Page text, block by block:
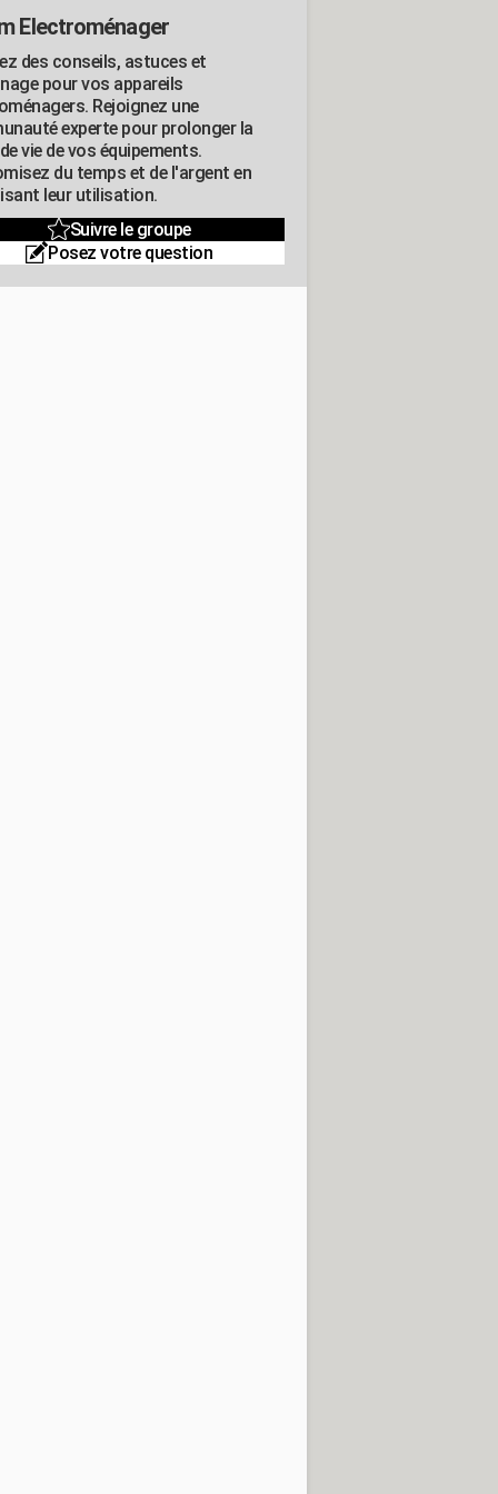
Electroménager
des conseils, astuces et
pour vos appareils
Rejoignez une
experte pour prolonger la
vie de vos équipements.
du temps et de l'argent en
leur utilisation.
Suivre le groupe
Posez votre question